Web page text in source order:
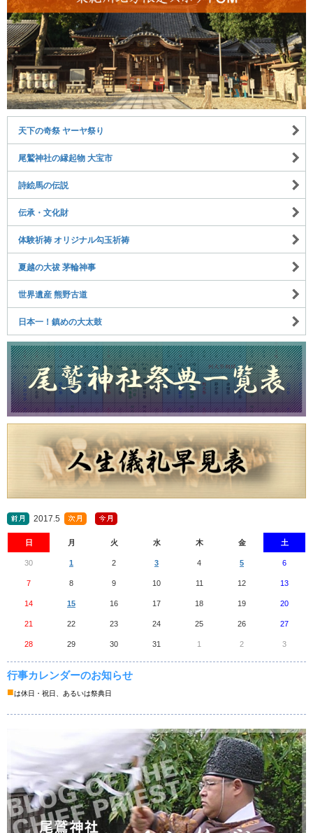
天下の奇祭 ヤーヤ祭り
尾鷲神社の縁起物 大宝市
詩絵馬の伝説
伝承・文化財
体験祈祷 オリジナル勾玉祈祷
夏越の大祓 茅輪神事
世界遺産 熊野古道
日本一！鎮めの大太鼓
2017.5
日 月 火 水 木 金 土
30 1 2 3 4 5 6
7 8 9 10 11 12 13
14 15 16 17 18 19 20
21 22 23 24 25 26 27
28 29 30 31 1 2 3
行事カレンダーのお知らせ
■は休日・祝日、あるいは祭典日